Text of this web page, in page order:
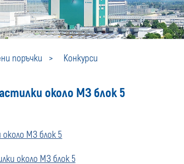
поръчки Конкурси
около МЗ блок 5
МЗ блок 5
около МЗ блок 5